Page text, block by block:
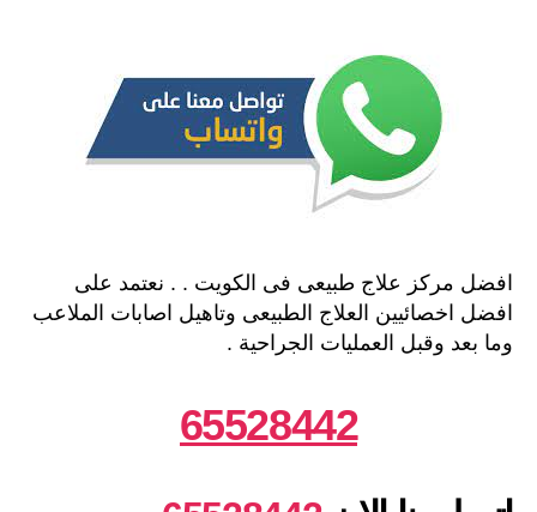
افضل مركز علاج طبيعى فى الكويت . . نعتمد على
افضل اخصائيين العلاج الطبيعى وتاهيل اصابات الملاعب
وما بعد وقبل العمليات الجراحية .
65528442